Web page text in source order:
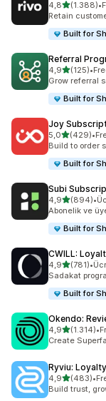
4,85 yıldız
(1.388)
toplam 1388 •
Retain
Built for
Referral
4,95 yıldız
(125)
toplam 125•
Grow referral
Built for
Joy
5,05 yıldız
(429)
toplam 429•
Build to order
Built for
Subi
4,95 yıldız
(894)
toplam 894•
Abonelik ve
Built for
CWILL:
4,95 yıldız
(781)
toplam 781•
Sadakat
Built for
Okendo:
4,95 yıldız
(1.314)
toplam 1314•
Create
Ryviu:
4,95 yıldız
(483)
toplam 483•
Build trust,